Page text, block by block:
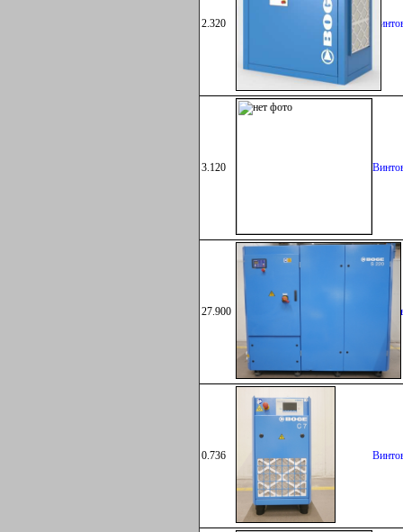
2.320
3.120
27.900
0.736